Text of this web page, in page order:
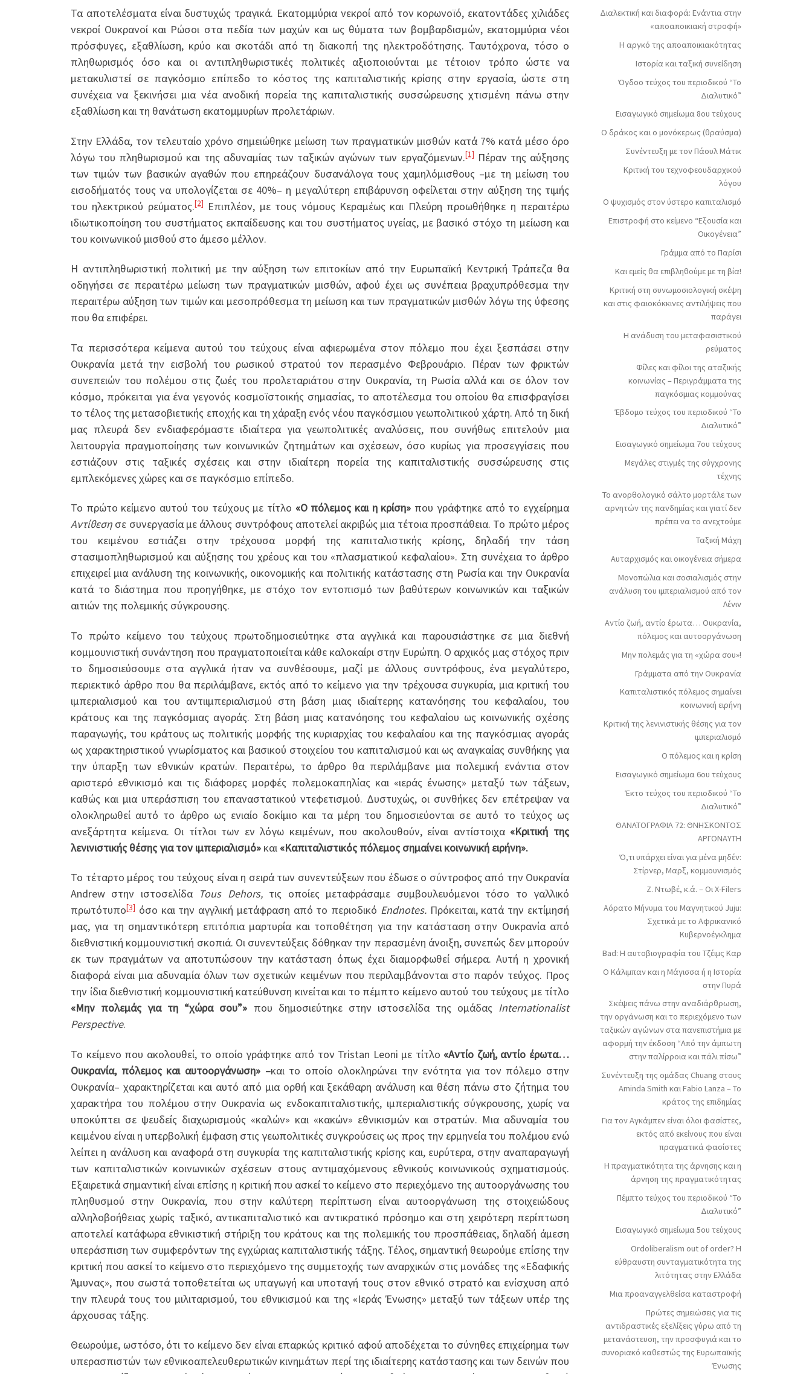
Τα αποτελέσματα είναι δυστυχώς τραγικά. Εκατομμύρια νεκροί από τον κορωνοϊό, εκατοντάδες χιλιάδες
νεκροί Ουκρανοί και Ρώσοι στα πεδία των μαχών και ως θύματα των βομβαρδισμών, εκατομμύρια νέοι
πρόσφυγες, εξαθλίωση, κρύο και σκοτάδι από τη διακοπή της ηλεκτροδότησης. Ταυτόχρονα, τόσο ο
πληθωρισμός όσο και οι αντιπληθωριστικές πολιτικές αξιοποιούνται με τέτοιον τρόπο ώστε να
μετακυλιστεί σε παγκόσμιο επίπεδο το κόστος της καπιταλιστικής κρίσης στην εργασία, ώστε στη
συνέχεια να ξεκινήσει μια νέα ανοδική πορεία της καπιταλιστικής συσσώρευσης χτισμένη πάνω στην
εξαθλίωση και τη θανάτωση εκατομμυρίων προλετάριων.
Στην Ελλάδα, τον τελευταίο χρόνο σημειώθηκε μείωση των πραγματικών μισθών κατά 7% κατά μέσο όρο
λόγω του πληθωρισμού και της αδυναμίας των ταξικών αγώνων των εργαζόμενων.[1] Πέραν της αύξησης
των τιμών των βασικών αγαθών που επηρεάζουν δυσανάλογα τους χαμηλόμισθους –με τη μείωση του
εισοδήματός τους να υπολογίζεται σε 40%– η μεγαλύτερη επιβάρυνση οφείλεται στην αύξηση της τιμής
του ηλεκτρικού ρεύματος.[2] Επιπλέον, με τους νόμους Κεραμέως και Πλεύρη προωθήθηκε η περαιτέρω
ιδιωτικοποίηση του συστήματος εκπαίδευσης και του συστήματος υγείας, με βασικό στόχο τη μείωση και
του κοινωνικού μισθού στο άμεσο μέλλον.
Η αντιπληθωριστική πολιτική με την αύξηση των επιτοκίων από την Ευρωπαϊκή Κεντρική Τράπεζα θα
οδηγήσει σε περαιτέρω μείωση των πραγματικών μισθών, αφού έχει ως συνέπεια βραχυπρόθεσμα την
περαιτέρω αύξηση των τιμών και μεσοπρόθεσμα τη μείωση και των πραγματικών μισθών λόγω της ύφεσης
που θα επιφέρει.
Τα περισσότερα κείμενα αυτού του τεύχους είναι αφιερωμένα στον πόλεμο που έχει ξεσπάσει στην
Ουκρανία μετά την εισβολή του ρωσικού στρατού τον περασμένο Φεβρουάριο. Πέραν των φρικτών
συνεπειών του πολέμου στις ζωές του προλεταριάτου στην Ουκρανία, τη Ρωσία αλλά και σε όλον τον
κόσμο, πρόκειται για ένα γεγονός κοσμοϊστοικής σημασίας, το αποτέλεσμα του οποίου θα επισφραγίσει
το τέλος της μετασοβιετικής εποχής και τη χάραξη ενός νέου παγκόσμιου γεωπολιτικού χάρτη. Από τη δική
μας πλευρά δεν ενδιαφερόμαστε ιδιαίτερα για γεωπολιτικές αναλύσεις, που συνήθως επιτελούν μια
λειτουργία πραγμοποίησης των κοινωνικών ζητημάτων και σχέσεων, όσο κυρίως για προσεγγίσεις που
εστιάζουν στις ταξικές σχέσεις και στην ιδιαίτερη πορεία της καπιταλιστικής συσσώρευσης στις
εμπλεκόμενες χώρες και σε παγκόσμιο επίπεδο.
Το πρώτο κείμενο αυτού του τεύχους με τίτλο «Ο πόλεμος και η κρίση» που γράφτηκε από το εγχείρημα
Αντίθεση σε συνεργασία με άλλους συντρόφους αποτελεί ακριβώς μια τέτοια προσπάθεια. Το πρώτο μέρος
του κειμένου εστιάζει στην τρέχουσα μορφή της καπιταλιστικής κρίσης, δηλαδή την τάση
στασιμοπληθωρισμού και αύξησης του χρέους και του «πλασματικού κεφαλαίου». Στη συνέχεια το άρθρο
επιχειρεί μια ανάλυση της κοινωνικής, οικονομικής και πολιτικής κατάστασης στη Ρωσία και την Ουκρανία
κατά το διάστημα που προηγήθηκε, με στόχο τον εντοπισμό των βαθύτερων κοινωνικών και ταξικών
αιτιών της πολεμικής σύγκρουσης.
Το πρώτο κείμενο του τεύχους πρωτοδημοσιεύτηκε στα αγγλικά και παρουσιάστηκε σε μια διεθνή
κομμουνιστική συνάντηση που πραγματοποιείται κάθε καλοκαίρι στην Ευρώπη. Ο αρχικός μας στόχος πριν
το δημοσιεύσουμε στα αγγλικά ήταν να συνθέσουμε, μαζί με άλλους συντρόφους, ένα μεγαλύτερο,
περιεκτικό άρθρο που θα περιλάμβανε, εκτός από το κείμενο για την τρέχουσα συγκυρία, μια κριτική του
ιμπεριαλισμού και του αντιιμπεριαλισμού στη βάση μιας ιδιαίτερης κατανόησης του κεφαλαίου, του
κράτους και της παγκόσμιας αγοράς. Στη βάση μιας κατανόησης του κεφαλαίου ως κοινωνικής σχέσης
παραγωγής, του κράτους ως πολιτικής μορφής της κυριαρχίας του κεφαλαίου και της παγκόσμιας αγοράς
ως χαρακτηριστικού γνωρίσματος και βασικού στοιχείου του καπιταλισμού και ως αναγκαίας συνθήκης για
την ύπαρξη των εθνικών κρατών. Περαιτέρω, το άρθρο θα περιλάμβανε μια πολεμική ενάντια στον
αριστερό εθνικισμό και τις διάφορες μορφές πολεμοκαπηλίας και «ιεράς ένωσης» μεταξύ των τάξεων,
καθώς και μια υπεράσπιση του επαναστατικού ντεφετισμού. Δυστυχώς, οι συνθήκες δεν επέτρεψαν να
ολοκληρωθεί αυτό το άρθρο ως ενιαίο δοκίμιο και τα μέρη του δημοσιεύονται σε αυτό το τεύχος ως
ανεξάρτητα κείμενα. Οι τίτλοι των εν λόγω κειμένων, που ακολουθούν, είναι αντίστοιχα «Κριτική της
λενινιστικής θέσης για τον ιμπεριαλισμό» και «Καπιταλιστικός πόλεμος σημαίνει κοινωνική ειρήνη».
Το τέταρτο μέρος του τεύχους είναι η σειρά των συνεντεύξεων που έδωσε ο σύντροφος από την Ουκρανία
Andrew στην ιστοσελίδα Tous Dehors,τις οποίες μεταφράσαμε συμβουλευόμενοι τόσο το γαλλικό
πρωτότυπο[3] όσο και την αγγλική μετάφραση από το περιοδικό Endnotes. Πρόκειται, κατά την εκτίμησή
μας, για τη σημαντικότερη επιτόπια μαρτυρία και τοποθέτηση για την κατάσταση στην Ουκρανία από
διεθνιστική κομμουνιστική σκοπιά. Οι συνεντεύξεις δόθηκαν την περασμένη άνοιξη, συνεπώς δεν μπορούν
εκ των πραγμάτων να αποτυπώσουν την κατάσταση όπως έχει διαμορφωθεί σήμερα. Αυτή η χρονική
διαφορά είναι μια αδυναμία όλων των σχετικών κειμένων που περιλαμβάνονται στο παρόν τεύχος. Προς
την ίδια διεθνιστική κομμουνιστική κατεύθυνση κινείται και το πέμπτο κείμενο αυτού του τεύχους με τίτλο
«Μην πολεμάς για τη “χώρα σου”» που δημοσιεύτηκε στην ιστοσελίδα της ομάδας Internationalist
Perspective.
Το κείμενο που ακολουθεί, το οποίο γράφτηκε από τον Tristan Leoni με τίτλο «Αντίο ζωή, αντίο έρωτα…
Ουκρανία, πόλεμος και αυτοοργάνωση» –και το οποίο ολοκληρώνει την ενότητα για τον πόλεμο στην
Ουκρανία– χαρακτηρίζεται και αυτό από μια ορθή και ξεκάθαρη ανάλυση και θέση πάνω στο ζήτημα του
χαρακτήρα του πολέμου στην Ουκρανία ως ενδοκαπιταλιστικής, ιμπεριαλιστικής σύγκρουσης, χωρίς να
υποκύπτει σε ψευδείς διαχωρισμούς «καλών» και «κακών» εθνικισμών και στρατών. Μια αδυναμία του
κειμένου είναι η υπερβολική έμφαση στις γεωπολιτικές συγκρούσεις ως προς την ερμηνεία του πολέμου ενώ
λείπει η ανάλυση και αναφορά στη συγκυρία της καπιταλιστικής κρίσης και, ευρύτερα, στην αναπαραγωγή
των καπιταλιστικών κοινωνικών σχέσεων στους αντιμαχόμενους εθνικούς κοινωνικούς σχηματισμούς.
Εξαιρετικά σημαντική είναι επίσης η κριτική που ασκεί το κείμενο στο περιεχόμενο της αυτοοργάνωσης του
πληθυσμού στην Ουκρανία, που στην καλύτερη περίπτωση είναι αυτοοργάνωση της στοιχειώδους
αλληλοβοήθειας χωρίς ταξικό, αντικαπιταλιστικό και αντικρατικό πρόσημο και στη χειρότερη περίπτωση
αποτελεί κατάφωρα εθνικιστική στήριξη του κράτους και της πολεμικής του προσπάθειας, δηλαδή άμεση
υπεράσπιση των συμφερόντων της εγχώριας καπιταλιστικής τάξης. Τέλος, σημαντική θεωρούμε επίσης την
κριτική που ασκεί το κείμενο στο περιεχόμενο της συμμετοχής των αναρχικών στις μονάδες της «Εδαφικής
Άμυνας», που σωστά τοποθετείται ως υπαγωγή και υποταγή τους στον εθνικό στρατό και ενίσχυση από
την πλευρά τους του μιλιταρισμού, του εθνικισμού και της «Ιεράς Ένωσης» μεταξύ των τάξεων υπέρ της
άρχουσας τάξης.
Θεωρούμε, ωστόσο, ότι το κείμενο δεν είναι επαρκώς κριτικό αφού αποδέχεται το σύνηθες επιχείρημα των
υπερασπιστών των εθνικοαπελευθερωτικών κινημάτων περί της ιδιαίτερης κατάστασης και των δεινών που
Διαλεκτική και διαφορά: Ενάντια στην
«αποαποικιακή στροφή»
Η αργκό της αποαποικιακότητας
Ιστορία και ταξική συνείδηση
Όγδοο τεύχος του περιοδικού “Το
Διαλυτικό”
Εισαγωγικό σημείωμα 8ου τεύχους
Ο δράκος και ο μονόκερως (θραύσμα)
Συνέντευξη με τον Πάουλ Μάτικ
Κριτική του τεχνοφεουδαρχικού
λόγου
Ο ψυχισμός στον ύστερο καπιταλισμό
Επιστροφή στο κείμενο “Εξουσία και
Οικογένεια”
Γράμμα από το Παρίσι
Και εμείς θα επιβληθούμε με τη βία!
Κριτική στη συνωμοσιολογική σκέψη
και στις φαιοκόκκινες αντιλήψεις που
παράγει
Η ανάδυση του μεταφασιστικού
ρεύματος
Φίλες και φίλοι της αταξικής
κοινωνίας – Περιγράμματα της
παγκόσμιας κομμούνας
Έβδομο τεύχος του περιοδικού “Το
Διαλυτικό”
Εισαγωγικό σημείωμα 7ου τεύχους
Μεγάλες στιγμές της σύγχρονης
τέχνης
Το ανορθολογικό σάλτο μορτάλε των
αρνητών της πανδημίας και γιατί δεν
πρέπει να το ανεχτούμε
Ταξική Μάχη
Αυταρχισμός και οικογένεια σήμερα
Μονοπώλια και σοσιαλισμός στην
ανάλυση του ιμπεριαλισμού από τον
Λένιν
Αντίο ζωή, αντίο έρωτα… Ουκρανία,
πόλεμος και αυτοοργάνωση
Μην πολεμάς για τη «χώρα σου»!
Γράμματα από την Ουκρανία
Καπιταλιστικός πόλεμος σημαίνει
κοινωνική ειρήνη
Κριτική της λενινιστικής θέσης για τον
ιμπεριαλισμό
Ο πόλεμος και η κρίση
Εισαγωγικό σημείωμα 6ου τεύχους
Έκτο τεύχος του περιοδικού “Το
Διαλυτικό”
ΘΑΝΑΤΟΓΡΑΦΙΑ 72: ΘΝΗΣΚΟΝΤOΣ
ΑΡΓΟΝΑΥΤΗ
Ό,τι υπάρχει είναι για μένα μηδέν:
Στίρνερ, Μαρξ, κομμουνισμός
Ζ. Ντωβέ, κ.ά. – Οι X-Filers
Αόρατο Μήνυμα του Μαγνητικού Juju:
Σχετικά με το Αφρικανικό
Κυβερνοέγκλημα
Bad: Η αυτοβιογραφία του Τζέιμς Καρ
Ο Κάλιμπαν και η Μάγισσα ή η Ιστορία
στην Πυρά
Σκέψεις πάνω στην αναδιάρθρωση,
την οργάνωση και το περιεχόμενο των
ταξικών αγώνων στα πανεπιστήμια με
αφορμή την έκδοση “Από την άμπωτη
στην παλίρροια και πάλι πίσω”
Συνέντευξη της ομάδας Chuang στους
Aminda Smith και Fabio Lanza – Το
κράτος της επιδημίας
Για τον Αγκάμπεν είναι όλοι φασίστες,
εκτός από εκείνους που είναι
πραγματικά φασίστες
Η πραγματικότητα της άρνησης και η
άρνηση της πραγματικότητας
Πέμπτο τεύχος του περιοδικού “Το
Διαλυτικό”
Εισαγωγικό σημείωμα 5ου τεύχους
Ordoliberalism out of order? Η
εύθραυστη συνταγματικότητα της
λιτότητας στην Ελλάδα
Μια προαναγγελθείσα καταστροφή
Πρώτες σημειώσεις για τις
αντιδραστικές εξελίξεις γύρω από τη
μετανάστευση, την προσφυγιά και το
συνοριακό καθεστώς της Ευρωπαϊκής
Ένωσης